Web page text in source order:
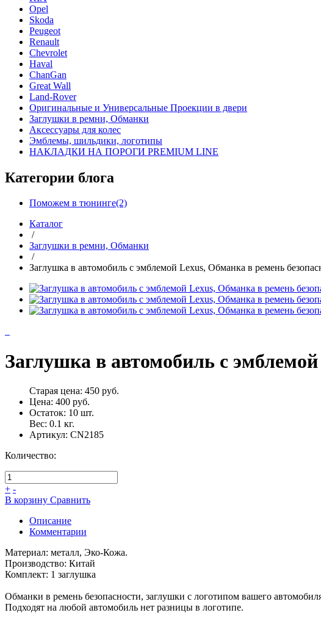
Opel
Skoda
Peugeot
Renault
Chevrolet
Haval
ChanGan
Great Wall
Land-Rover
Оригинальные и Универсальные Проекции в двери
Заглушки в ремни, Обманки
Аксессуары для колес
Эмблемы, шильдики, логотипы
НАКЛАДКИ НА ПОРОГИ PREMIUM LINE
Категории блога
Поможем в тюнинге(2)
Каталог
/
Заглушки в ремни, Обманки
/
Заглушка в автомобиль с эмблемой Lexus, Обманка в ремень
Заглушка в автомобиль с
Старая цена: 450 руб.
Цена: 400 руб.
Остаток: 10 шт.
Вес: 0.1 кг.
Артикул: CN2185
Количество:
+ -
В корзину Сравнить
Описание
Комментарии
Материал: металл, Эко-Кожа.
Производство: Китай
Комплект: 1 заглушка
Обманки в ремень безопасности, заглушки с логотипом вашего
Подходят на любой автомобиль нет разницы в логотипе.